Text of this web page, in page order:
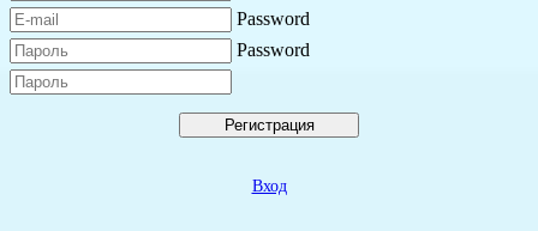
Password
Password
Регистрация
Вход